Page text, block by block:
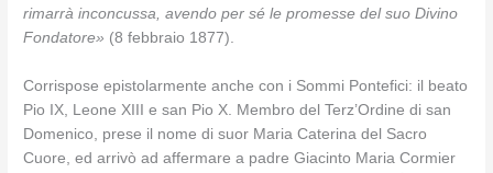
rimarrà inconcussa, avendo per sé le promesse del suo Divino
Fondatore» (8 febbraio 1877).
Corrispose epistolarmente anche con i Sommi Pontefici: il beato
Pio IX, Leone XIII e san Pio X. Membro del Terz’Ordine di san
Domenico, prese il nome di suor Maria Caterina del Sacro
Cuore, ed arrivò ad affermare a padre Giacinto Maria Cormier